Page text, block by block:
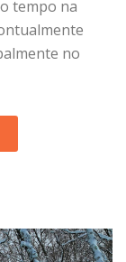
tempo na
no